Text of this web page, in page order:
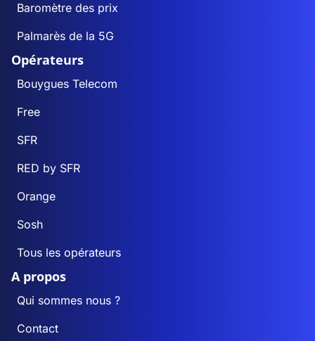
Baromètre des prix
Palmarès de la 5G
Opérateurs
Bouygues Telecom
Free
SFR
RED by SFR
Orange
Sosh
Tous les opérateurs
A propos
Qui sommes nous ?
Contact